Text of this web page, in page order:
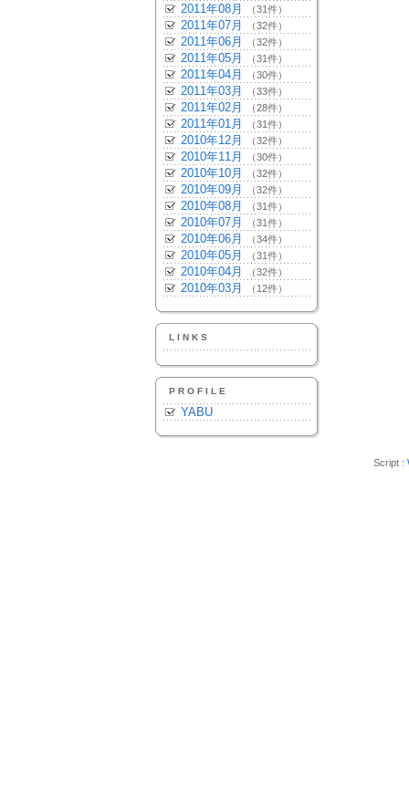
2011年08月 （31件）
2011年07月 （32件）
2011年06月 （32件）
2011年05月 （31件）
2011年04月 （30件）
2011年03月 （33件）
2011年02月 （28件）
2011年01月 （31件）
2010年12月 （32件）
2010年11月 （30件）
2010年10月 （32件）
2010年09月 （32件）
2010年08月 （31件）
2010年07月 （31件）
2010年06月 （34件）
2010年05月 （31件）
2010年04月 （32件）
2010年03月 （12件）
LINKS
PROFILE
YABU
Script :